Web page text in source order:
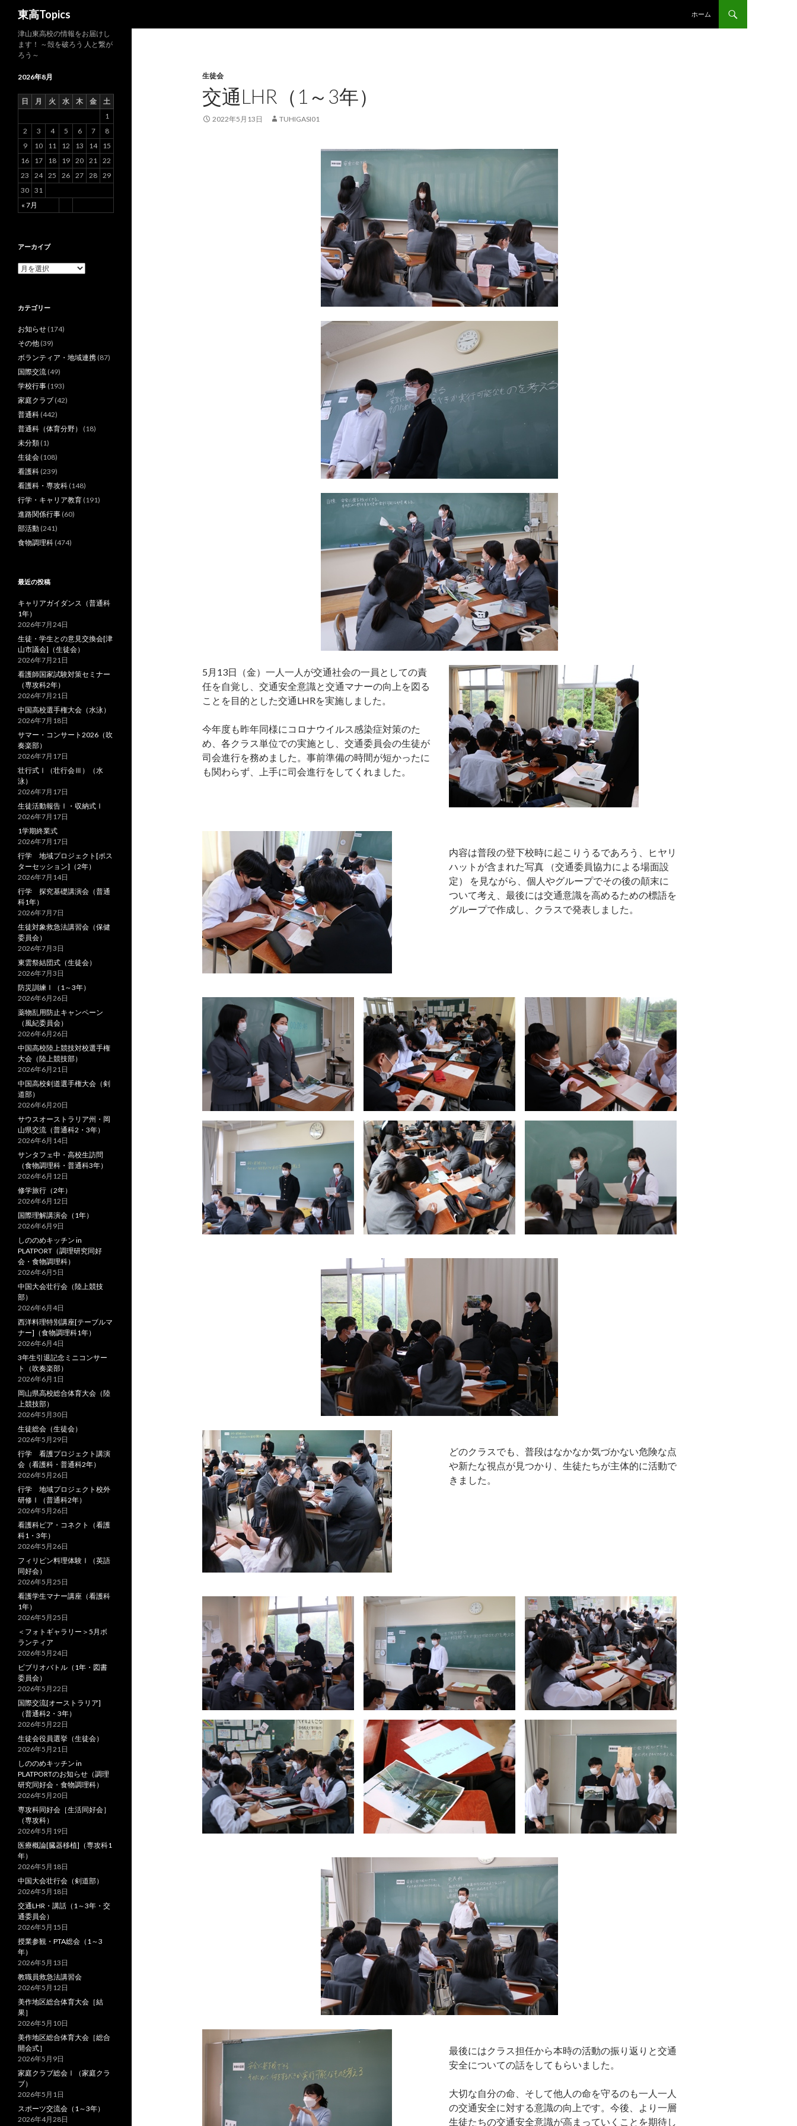
東高Topics
ホーム
生徒会
交通LHR（1～3年）
2022年5月13日 TUHIGASI01
5月13日（金）一人一人が交通社会の一員としての責
任を自覚し、交通安全意識と交通マナーの向上を図る
ことを目的とした交通LHRを実施しました。
今年度も昨年同様にコロナウイルス感染症対策のた
め、各クラス単位での実施とし、交通委員会の生徒が
司会進行を務めました。事前準備の時間が短かったに
も関わらず、上手に司会進行をしてくれました。
内容は普段の登下校時に起こりうるであろう、ヒヤリ
ハットが含まれた写真 （交通委員協力による場面設
定） を見ながら、個人やグループでその後の顛末に
ついて考え、最後には交通意識を高めるための標語を
グループで作成し、クラスで発表しました。
どのクラスでも、普段はなかなか気づかない危険な点
や新たな視点が見つかり、生徒たちが主体的に活動で
きました。
最後にはクラス担任から本時の活動の振り返りと交通
安全についての話をしてもらいました。
大切な自分の命、そして他人の命を守るのも一人一人
の交通安全に対する意識の向上です。今後、より一層
生徒たちの交通安全意識が高まっていくことを期待し
津山東高校の情報をお届けし
ます！ ～殻を破ろう 人と繋が
ろう～
2026年8月
日 月 火 水 木 金 土
« 7月
1
2
3 4 5 6 7
8
9
10 11 12 13 14
15
16
17 18 19 20 21 22
23
24 25 26 27 28 29
30 31
アーカイブ
ア
ブ
カテゴリー
お知らせ (174)
その他 (39)
ボランティア・地域連携 (87)
国際交流 (49)
学校行事 (193)
家庭クラブ (42)
普通科 (442)
普通科（体育分野）
(18)
未分類 (1)
生徒会 (108)
看護科 (239)
看護科・専攻科 (148)
行学・キャリア教育 (191)
進路関係行事 (60)
部活動 (241)
食物調理科 (474)
最近の投稿
キャリアガイダンス（普通科
1年）
2026年7月24日
生徒・学生との意見交換会[津
山市議会]（生徒会）
2026年7月21日
看護師国家試験対策セミナー
（専攻科2年）
2026年7月21日
中国高校選手権大会（水泳）
2026年7月18日
サマー・コンサート2026（吹
奏楽部）
2026年7月17日
壮行式Ⅰ（壮行会Ⅲ）（水
泳）
2026年7月17日
生徒活動報告Ⅰ・収納式Ⅰ
2026年7月17日
1学期終業式
2026年7月17日
行学 地域プロジェクト[ポス
ターセッション]（2年）
2026年7月14日
行学 探究基礎講演会（普通
科1年）
2026年7月7日
生徒対象救急法講習会（保健
委員会）
2026年7月3日
東雲祭結団式（生徒会）
2026年7月3日
防災訓練Ⅰ（1～3年）
2026年6月26日
薬物乱用防止キャンペーン
（風紀委員会）
2026年6月26日
中国高校陸上競技対校選手権
大会（陸上競技部）
2026年6月21日
中国高校剣道選手権大会（剣
道部）
2026年6月20日
サウスオーストラリア州・岡
山県交流（普通科2・3年）
2026年6月14日
サンタフェ中・高校生訪問
（食物調理科・普通科3年）
2026年6月12日
修学旅行（2年）
2026年6月12日
国際理解講演会（1年）
2026年6月9日
しののめキッチン in
PLATPORT（調理研究同好
会・食物調理科）
2026年6月5日
中国大会壮行会（陸上競技
部）
2026年6月4日
西洋料理特別講座[テーブルマ
ナー]（食物調理科1年）
2026年6月4日
3年生引退記念ミニコンサー
ト（吹奏楽部）
2026年6月1日
岡山県高校総合体育大会（陸
上競技部）
2026年5月30日
生徒総会（生徒会）
2026年5月29日
行学 看護プロジェクト講演
会（看護科・普通科2年）
2026年5月26日
行学 地域プロジェクト校外
研修Ⅰ（普通科2年）
2026年5月26日
看護科ピア・コネクト（看護
科1・3年）
2026年5月26日
フィリピン料理体験Ⅰ（英語
同好会）
2026年5月25日
看護学生マナー講座（看護科
1年）
2026年5月25日
＜フォトギャラリー＞5月ボ
ランティア
2026年5月24日
ビブリオバトル（1年・図書
委員会）
2026年5月22日
国際交流[オーストラリア]
（普通科2・3年）
2026年5月22日
生徒会役員選挙（生徒会）
2026年5月21日
しののめキッチン in
PLATPORTのお知らせ（調理
研究同好会・食物調理科）
2026年5月20日
専攻科同好会［生活同好会］
（専攻科）
2026年5月19日
医療概論[臓器移植]（専攻科1
年）
2026年5月18日
中国大会壮行会（剣道部）
2026年5月18日
交通LHR・講話（1～3年・交
通委員会）
2026年5月15日
授業参観・PTA総会（1～3
年）
2026年5月13日
教職員救急法講習会
2026年5月12日
美作地区総合体育大会［結
果］
2026年5月10日
美作地区総合体育大会［総合
開会式］
2026年5月9日
家庭クラブ総会Ⅰ（家庭クラ
ブ）
2026年5月1日
スポーツ交流会（1～3年）
2026年4月28日